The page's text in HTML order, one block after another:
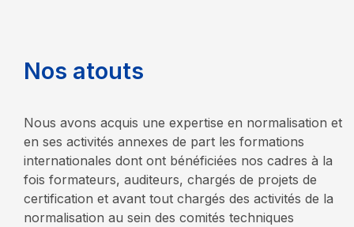
Nos atouts
Nous avons acquis une expertise en normalisation et
en ses activités annexes de part les formations
internationales dont ont bénéficiées nos cadres à la
fois formateurs, auditeurs, chargés de projets de
certification et avant tout chargés des activités de la
normalisation au sein des comités techniques